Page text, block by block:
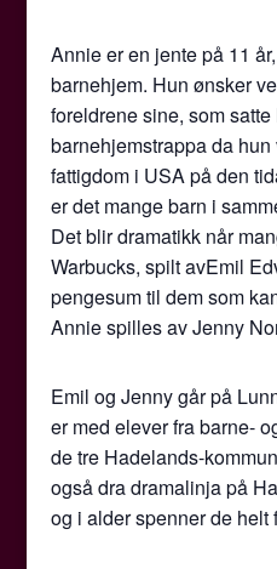
Annie er en jente på 11
barnehjem. Hun ønsker
foreldrene sine, som
barnehjemstrappa da
fattigdom i USA på den
er det mange barn i
Det blir dramatikk når
Warbucks, spilt avEmil
pengesum til dem som
Annie spilles av Jenny
Emil og Jenny går på
er med elever fra barne-
de tre Hadelands-
også dra dramalinja på
og i alder spenner de helt